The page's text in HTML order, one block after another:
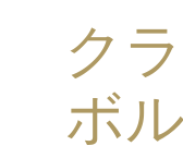
ク
ボ